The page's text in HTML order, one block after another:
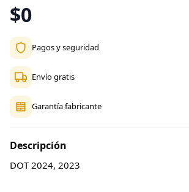
$0
Pagos y seguridad
Envío gratis
Garantía fabricante
Descripción
DOT 2024, 2023